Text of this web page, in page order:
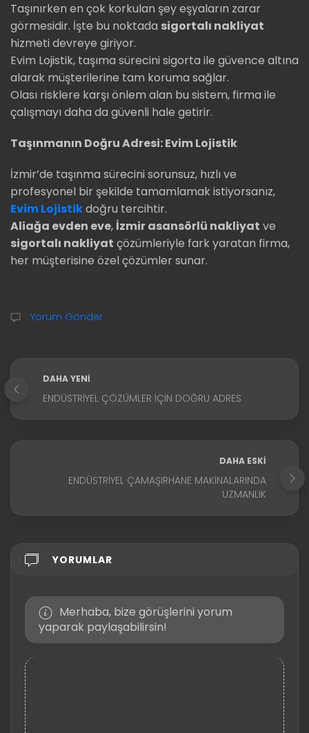
Taşınırken en çok korkulan şey eşyaların zarar
görmesidir. İşte bu noktada sigortalı nakliyat
hizmeti devreye giriyor.
Evim Lojistik, taşıma sürecini sigorta ile güvence altına
alarak müşterilerine tam koruma sağlar.
Olası risklere karşı önlem alan bu sistem, firma ile
çalışmayı daha da güvenli hale getirir.
Taşınmanın Doğru Adresi: Evim Lojistik
İzmir’de taşınma sürecini sorunsuz, hızlı ve
profesyonel bir şekilde tamamlamak istiyorsanız,
Evim Lojistikdoğru tercihtir.
Aliağa evden eve, İzmir asansörlü nakliyat ve
sigortalı nakliyat çözümleriyle fark yaratan firma,
her müşterisine özel çözümler sunar.
Yorum Gönder
DAHA YENI
ENDÜSTRIYEL ÇÖZÜMLER İÇIN DOĞRU ADRES
DAHA ESKI
ENDÜSTRIYEL ÇAMAŞIRHANE MAKINALARINDA
UZMANLIK
YORUMLAR
Merhaba, bize görüşlerini yorum
yaparak paylaşabilirsin!